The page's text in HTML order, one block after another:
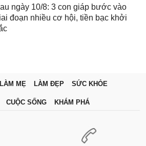
ngày 10/8: 3 con giáp bước vào
đoạn nhiều cơ hội, tiền bạc khởi
LÀM MẸ LÀM ĐẸP SỨC KHỎE
CUỘC SỐNG KHÁM PHÁ